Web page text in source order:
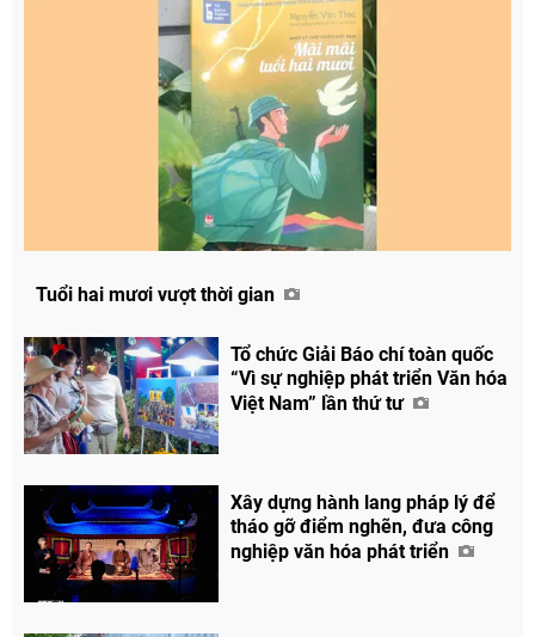
Tuổi hai mươi vượt thời gian
Tổ chức Giải Báo chí toàn quốc
“Vì sự nghiệp phát triển Văn hóa
Việt Nam” lần thứ tư
Xây dựng hành lang pháp lý để
tháo gỡ điểm nghẽn, đưa công
nghiệp văn hóa phát triển